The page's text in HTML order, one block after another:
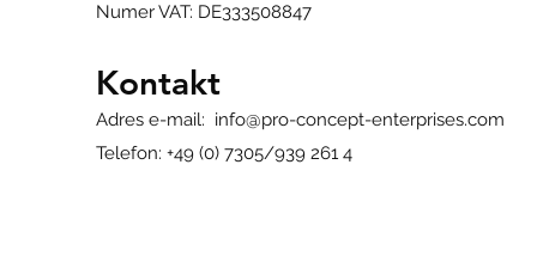
Numer VAT: DE333508847
Kontakt
Adres e-mail: info@pro-concept-enterprises.com
Telefon: +49 (0) 7305/939 261 4